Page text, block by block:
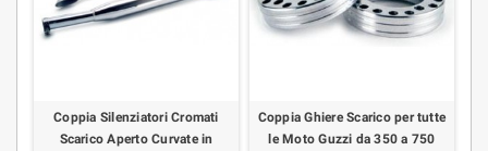
Coppia Silenziatori Cromati
Scarico Aperto Curvate in
Coppia Ghiere Scarico per tutte
le Moto Guzzi da 350 a 750